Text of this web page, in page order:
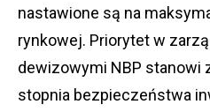
nastawione są na
rynkowej. Priorytet w
dewizowymi NBP stanowi
stopnia bezpieczeństwa